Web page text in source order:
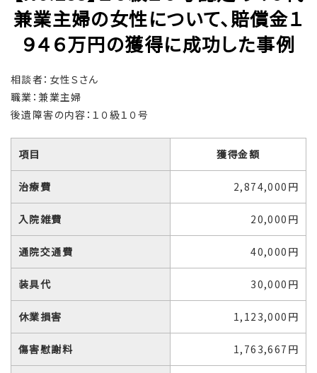
兼業主婦の女性について、賠償金１
９４６万円の獲得に成功した事例
相談者：女性Ｓさん
職業：兼業主婦
後遺障害の内容：１０級１０号
項目 獲得金額
治療費 2,874,000円
入院雑費 20,000円
通院交通費 40,000円
装具代 30,000円
休業損害 1,123,000円
傷害慰謝料 1,763,667円